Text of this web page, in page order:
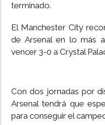
terminado.
El Manchester City
de Arsenal en lo más
vencer 3-0 a Crystal
Con dos jornadas por
Arsenal tendrá que
para conseguir el